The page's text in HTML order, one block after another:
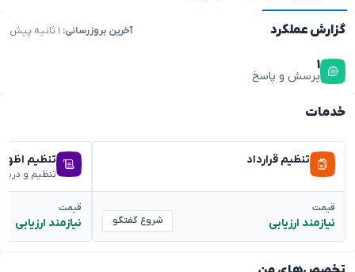
گزارش عملکرد آخرین بروزرسانی:
۱
پرسش و پاسخ
خدمات
تنظیم قرارداد
قیمت
نیازمند ارزیابی شروع گفتگو
تنظیم
تنظیم و
قیمت
نیازمند ارزیابی